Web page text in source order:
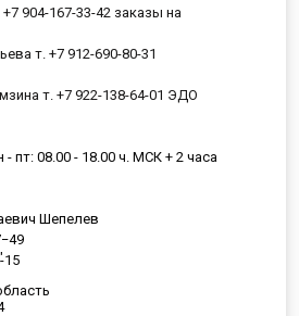
904-167-33-42 заказы на
т. +7 912-690-80-31
т. +7 922-138-64-01 ЭДО
пт: 08.00 - 18.00 ч. МСК + 2 часа
Шепелев
15